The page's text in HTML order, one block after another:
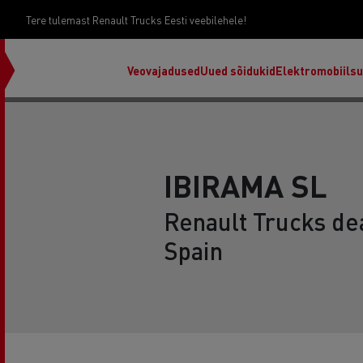
Tere tulemast Renault Trucks Eesti veebilehele!
VeovajadusedUued sõidukid
IBIRAMA SL
Renault Trucks
Spain